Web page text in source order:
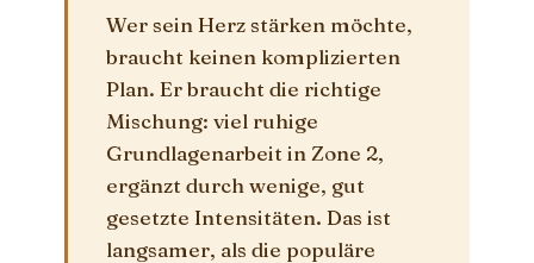
Wer sein Herz stärken möchte,
braucht keinen komplizierten
Plan. Er braucht die richtige
Mischung: viel ruhige
Grundlagenarbeit in Zone 2,
ergänzt durch wenige, gut
gesetzte Intensitäten. Das ist
langsamer, als die populäre